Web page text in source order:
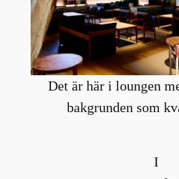
Det är här i loungen
bakgrunden som
I